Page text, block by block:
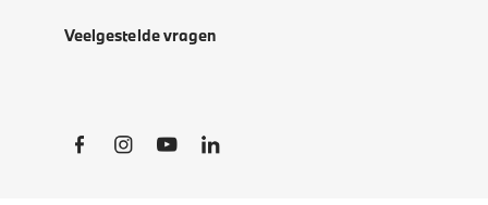
Veelgestelde vragen
Social Links